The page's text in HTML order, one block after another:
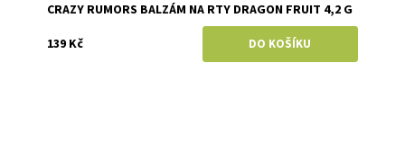
CRAZY RUMORS BALZÁM NA RTY DRAGON FRUIT 4,2 G
139 Kč